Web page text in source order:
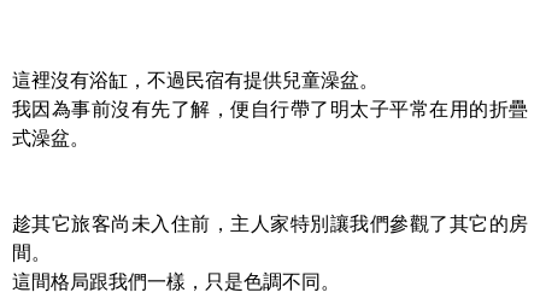
這裡沒有浴缸，不過民宿有提供兒童澡盆。
我因為事前沒有先了解，便自行帶了明太子平常在用的折疊
式澡盆。
趁其它旅客尚未入住前，主人家特別讓我們參觀了其它的房
間。
這間格局跟我們一樣，只是色調不同。